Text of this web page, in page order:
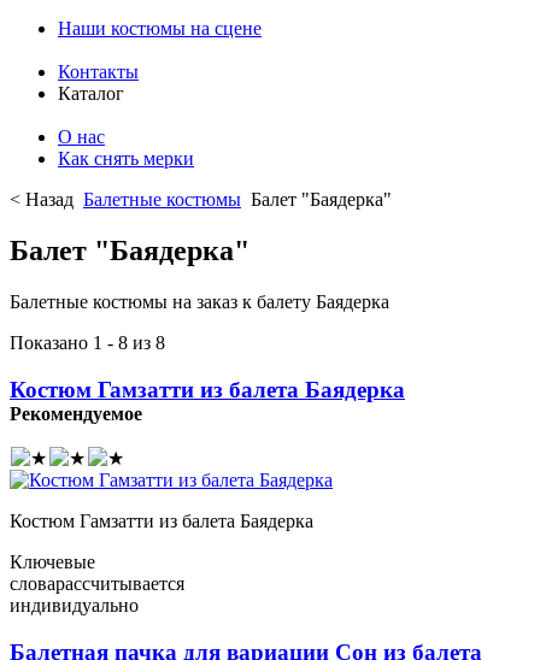
Наши костюмы на сцене
Контакты
Каталог
О нас
Как снять мерки
< Назад Балетные костюмы Балет "Баядерка"
Балет "Баядерка"
Балетные костюмы на заказ к балету Баядерка
Показано 1 - 8 из 8
Костюм Гамзатти из балета Баядерка
Рекомендуемое
Костюм Гамзатти из балета Баядерка
Ключевые
словарассчитывается
индивидуально
Балетная пачка для вариации Сон из балета